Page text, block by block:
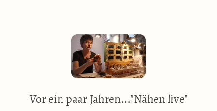
Vor ein paar Jahren..."Nähen live"